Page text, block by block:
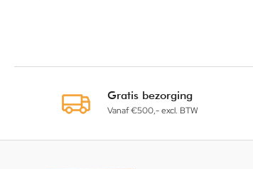
Gratis bezorging
Vanaf €500,- excl. BTW